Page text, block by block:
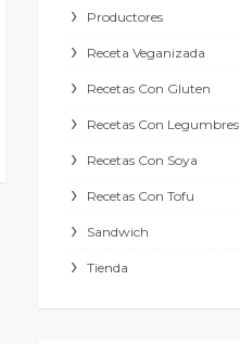
Productores
Receta Veganizada
Recetas Con Gluten
Recetas Con Legumbres
Recetas Con Soya
Recetas Con Tofu
Sandwich
Tienda